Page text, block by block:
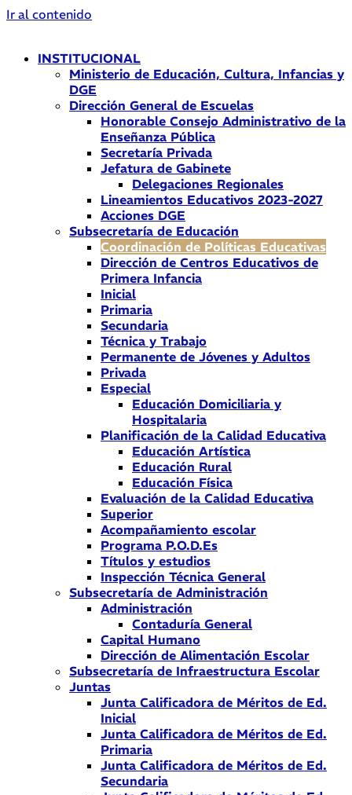
Ir al contenido
INSTITUCIONAL
Ministerio de Educación, Cultura, Infancias y
DGE
Dirección General de Escuelas
Honorable Consejo Administrativo de la
Enseñanza Pública
Secretaría Privada
Jefatura de Gabinete
Delegaciones Regionales
Lineamientos Educativos 2023-2027
Acciones DGE
Subsecretaría de Educación
Coordinación de Políticas Educativas
Dirección de Centros Educativos de
Primera Infancia
Inicial
Primaria
Secundaria
Técnica y Trabajo
Permanente de Jóvenes y Adultos
Privada
Especial
Educación Domiciliaria y
Hospitalaria
Planificación de la Calidad Educativa
Educación Artística
Educación Rural
Educación Física
Evaluación de la Calidad Educativa
Superior
Acompañamiento escolar
Programa P.O.D.Es
Títulos y estudios
Inspección Técnica General
Subsecretaría de Administración
Administración
Contaduría General
Capital Humano
Dirección de Alimentación Escolar
Subsecretaría de Infraestructura Escolar
Juntas
Junta Calificadora de Méritos de Ed.
Inicial
Junta Calificadora de Méritos de Ed.
Primaria
Junta Calificadora de Méritos de Ed.
Secundaria